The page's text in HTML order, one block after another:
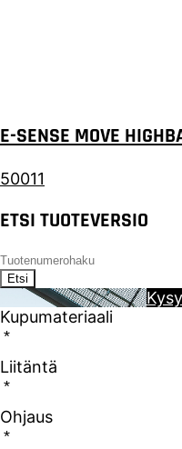
E-SENSE MOVE
50011
ETSI TUOTEVERSIO
Etsi
Kupumateriaali
Liitäntä
Ohjaus